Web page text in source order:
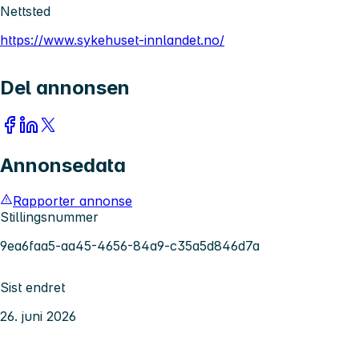
Nettsted
https://www.sykehuset-innlandet.no/
Del annonsen
Annonsedata
Rapporter annonse
Stillingsnummer
9ea6faa5-aa45-4656-84a9-c35a5d846d7a
Sist endret
26. juni 2026